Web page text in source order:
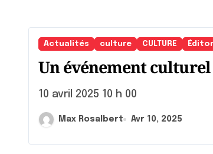
Actualités culture CULTURE
Un événement
10 avril 2025 10 h 00
Max Rosalbert Avr 10, 2025